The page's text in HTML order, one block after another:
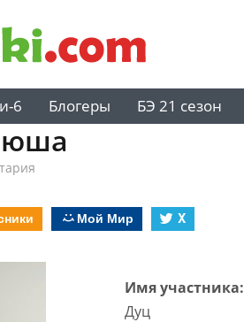
6 Блогеры БЭ 21 сезон
Мой Мир X
Имя участника:
Дуц